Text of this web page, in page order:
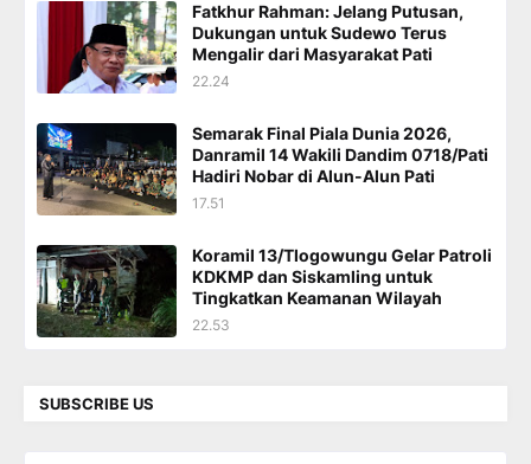
Fatkhur Rahman: Jelang Putusan,
Dukungan untuk Sudewo Terus
Mengalir dari Masyarakat Pati
22.24
Semarak Final Piala Dunia 2026,
Danramil 14 Wakili Dandim 0718/Pati
Hadiri Nobar di Alun-Alun Pati
17.51
Koramil 13/Tlogowungu Gelar Patroli
KDKMP dan Siskamling untuk
Tingkatkan Keamanan Wilayah
22.53
SUBSCRIBE US